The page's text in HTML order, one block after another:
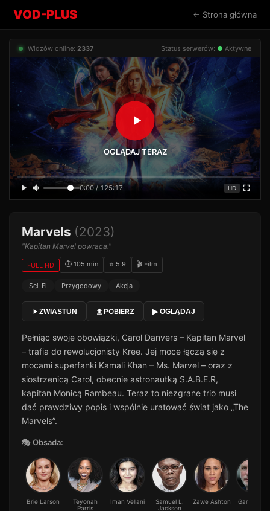
VOD-PLUS ← Strona główna
Widzów online: 2337 Status serwerów: ● Aktywne
OGLĄDAJ TERAZ
0:00 / 125:17 HD
Marvels (2023)
"Kapitan Marvel powraca."
FULL HD ⏱ 105 min ⭐ 5.9 🎬 Film
Sci-Fi Przygodowy Akcja
ZWIASTUN POBIERZ ▶ OGLĄDAJ
Pełniąc swoje obowiązki, Carol Danvers – Kapitan Marvel
– trafia do rewolucjonisty Kree. Jej moce łączą się z
mocami superfanki Kamali Khan – Ms. Marvel – oraz z
siostrzenicą Carol, obecnie astronautką S.A.B.E.R,
kapitan Monicą Rambeau. Teraz to niezgrane trio musi
dać prawdziwy popis i wspólnie uratować świat jako „The
Marvels”.
🎭 Obsada:
Brie Larson
Teyonah
Parris
Iman Vellani
Samuel L.
Jackson
Zawe Ashton Gary Lewis